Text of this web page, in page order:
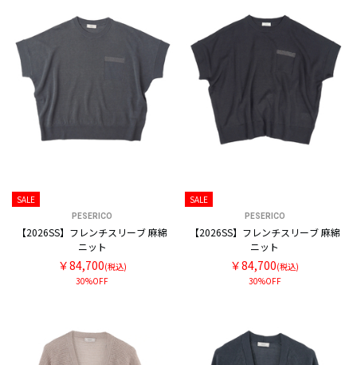
SALE
PESERICO
【2026SS】フレンチスリーブ 麻綿
ニット
￥84,700(税込)
30%OFF
SALE
PESERICO
【2026SS】フレンチスリーブ 麻綿
ニット
￥84,700(税込)
30%OFF